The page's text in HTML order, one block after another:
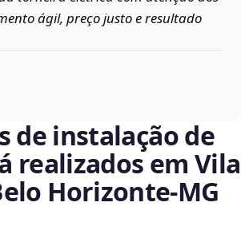
ágil, preço justo e resultado
de instalação de
realizados em Vila
Horizonte‑MG